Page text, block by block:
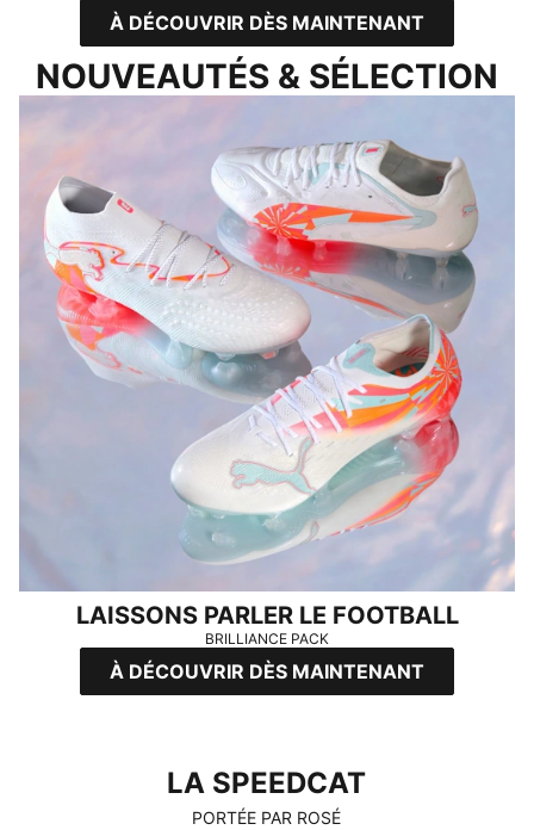
À DÉCOUVRIR DÈS MAINTENANT
NOUVEAUTÉS & SÉLECTION
LAISSONS PARLER LE FOOTBALL
BRILLIANCE PACK
À DÉCOUVRIR DÈS MAINTENANT
LA SPEEDCAT
PORTÉE PAR ROSÉ